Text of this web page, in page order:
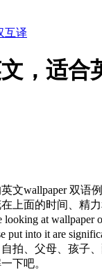
互译
，适合
文wallpaper 双语
上面的时间、精
at wallpaper
put into it are
拍、父母、孩子
下吧。